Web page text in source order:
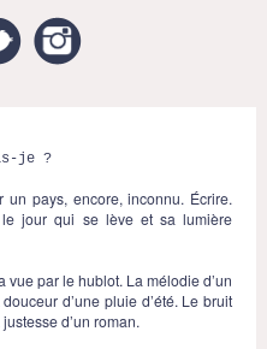
Twitter
je ?
un pays, encore, inconnu. Écrire.
le jour qui se lève et sa lumière
vue par le hublot. La mélodie d’un
d’une pluie d’été. Le bruit
d’un roman.